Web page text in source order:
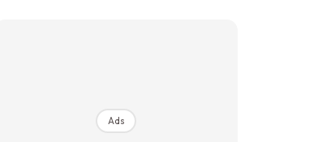
Ads